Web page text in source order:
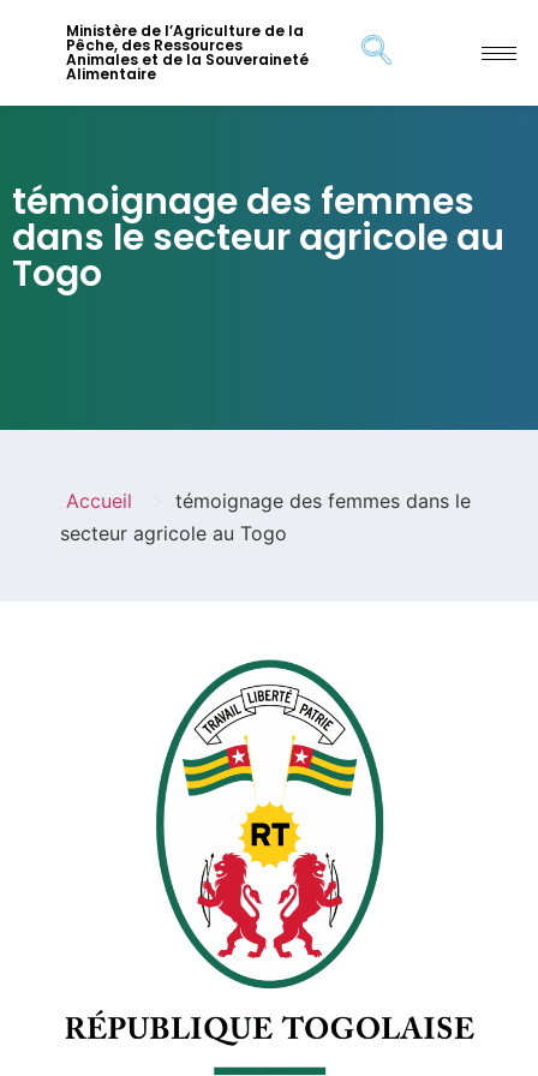
Ministère de l’Agriculture de la
Pêche, des Ressources
Animales et de la Souveraineté
Alimentaire
témoignage des femmes
dans le secteur agricole au
Togo
Accueil
témoignage des femmes dans le
secteur agricole au Togo